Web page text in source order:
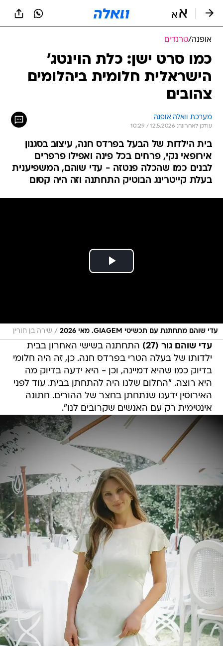
אופנה/טרנדים
כמו סרט ישן: כלת הוינטג'
הישראלית חלומית ביהלומים
צהובים
מערכת וואלה אופנה
עודכן לאחרונה: 12.5.2026 / 10:29
בית הילדות של הבעל בפרדס חנה, עיצוב בסגנון
אירופאי נקי, פרחים בכל פינה ואפילו פרפרים
לבנים כמו שהכלה פנטזה - עדי שוהם, המשפיענית
בעלת קייטרינג הבוטיק התחתנה וזה היה קסום
עדי שוהם מתחתנת עם תכשיטי GIAGEM. מאי 2026 / שירה בן חורין
עדי שוהם גור (27)
התחתנה בשישי האחרון בבית
ילדותו של בעלה הטרי בפרדס חנה. כן, זה היה חלומי
בדיוק כמו שהיא דמיינה, וכן - היא ידעה בדיוק מה
היא רוצה. "החלום שלנו היה להתחתן בבית. עוד לפני
האירוסין ידענו שנתחתן בחצר של ההורים. חתונה
אינטימית רק עם האנשים שקרובים לנו".